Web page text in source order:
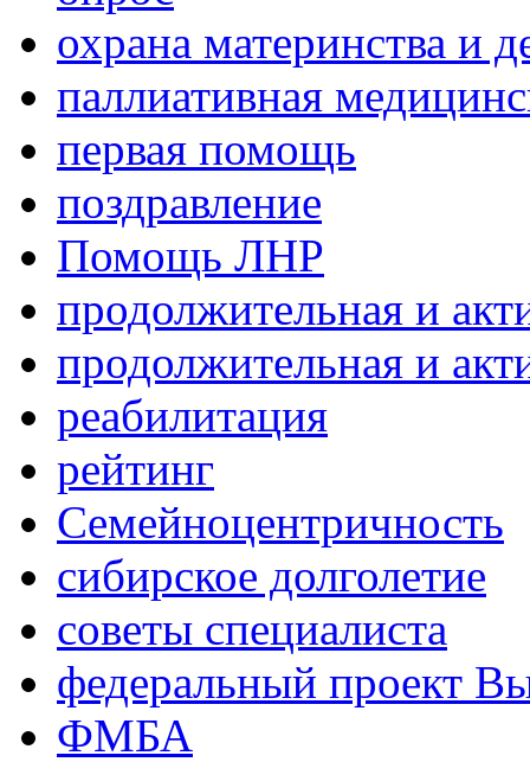
охрана материнства и
паллиативная
первая помощь
поздравление
Помощь ЛНР
продолжительная и
продолжительная и
реабилитация
рейтинг
Семейноцентричность
сибирское долголетие
советы специалиста
федеральный проект
ФМБА